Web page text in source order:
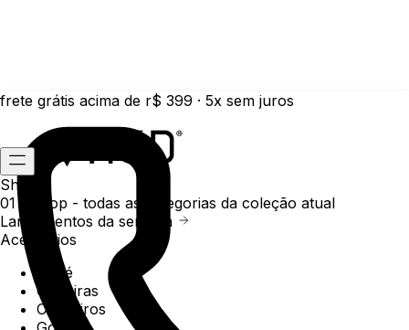
frete grátis acima de r$ 399 · 5x sem juros
Shop
01 /
Shop - todas as categorias da coleção atual
Lançamentos da semana
Acessórios
Boné
Carteiras
Chaveiros